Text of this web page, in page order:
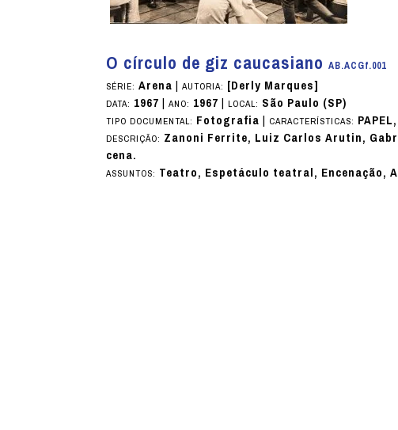
O círculo de giz caucasianoAB.ACGf.001
SÉRIE:Arena|AUTORIA: [Derly Marques]
DATA: 1967|ANO: 1967|LOCAL: São Paulo (SP)
TIPO DOCUMENTAL: Fotografia| CARACTERÍSTICAS:
DESCRIÇÃO: Zanoni Ferrite, Luiz Carlos Arutin,
cena.
ASSUNTOS: Teatro, Espetáculo teatral, Encenação,